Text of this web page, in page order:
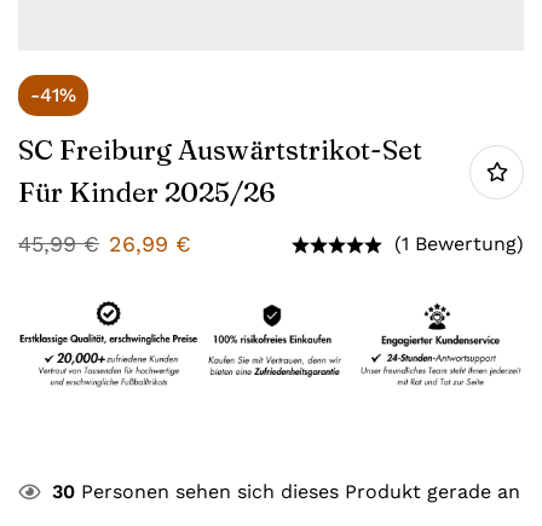
-41%
SC Freiburg Auswärtstrikot-Set
Für Kinder 2025/26
45,99€ 26,99 € (1 Bewertung)
30 Personen sehen sich dieses Produkt gerade an